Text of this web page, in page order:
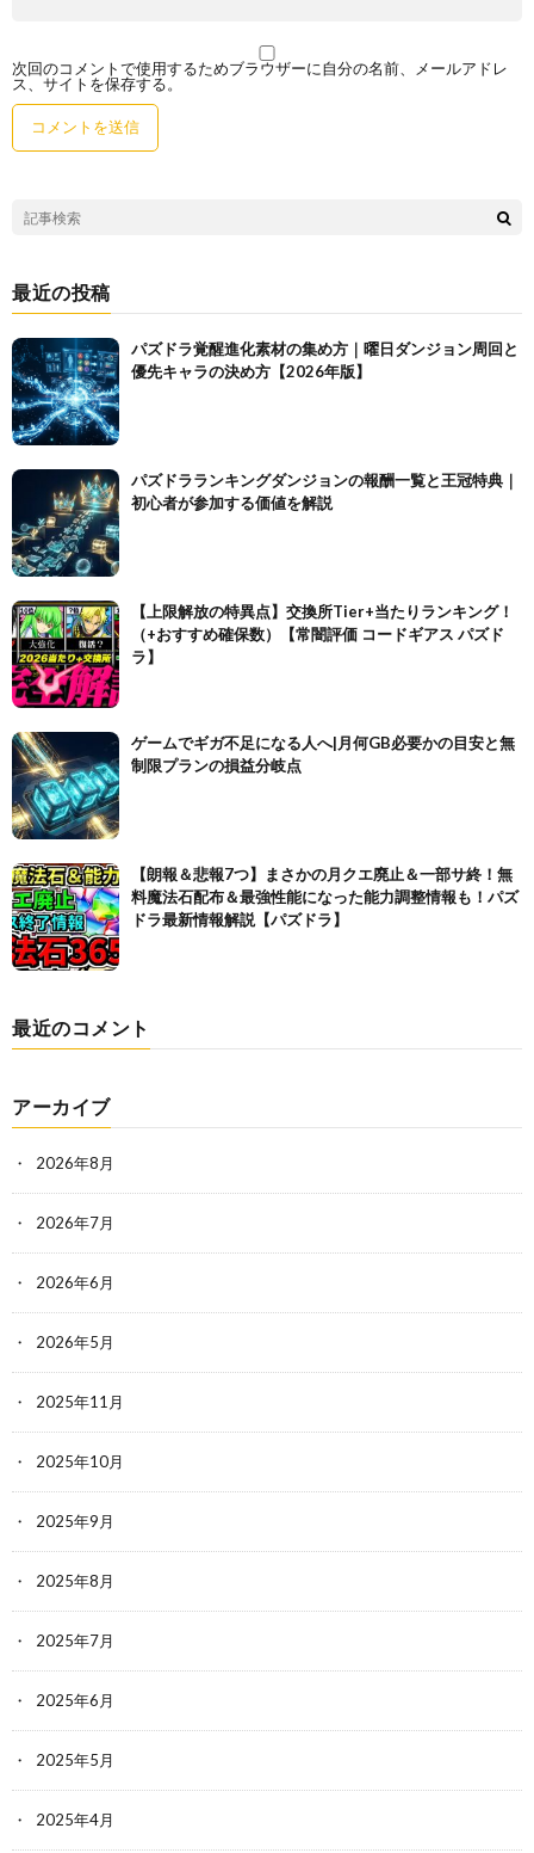
次回のコメントで使用するためブラウザーに自分の名前、メールアドレ
ス、サイトを保存する。
最近の投稿
パズドラ覚醒進化素材の集め方｜曜日ダンジョン周回と
優先キャラの決め方【2026年版】
パズドラランキングダンジョンの報酬一覧と王冠特典｜
初心者が参加する価値を解説
【上限解放の特異点】交換所Tier+当たりランキング！
（+おすすめ確保数）【常闇評価 コードギアス パズド
ラ】
ゲームでギガ不足になる人へ|月何GB必要かの目安と無
制限プランの損益分岐点
【朗報＆悲報7つ】まさかの月クエ廃止＆一部サ終！無
料魔法石配布＆最強性能になった能力調整情報も！パズ
ドラ最新情報解説【パズドラ】
最近のコメント
アーカイブ
2026年8月
2026年7月
2026年6月
2026年5月
2025年11月
2025年10月
2025年9月
2025年8月
2025年7月
2025年6月
2025年5月
2025年4月